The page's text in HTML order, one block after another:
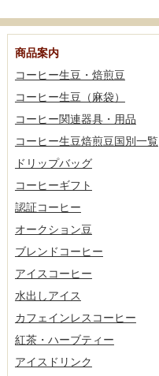
商品案内
コーヒー生豆・焙煎豆
コーヒー生豆（麻袋）
コーヒー関連器具・用品
コーヒー生豆焙煎豆国別一覧
ドリップバッグ
コーヒーギフト
認証コーヒー
オークション豆
ブレンドコーヒー
アイスコーヒー
水出しアイス
カフェインレスコーヒー
紅茶・ハーブティー
アイスドリンク